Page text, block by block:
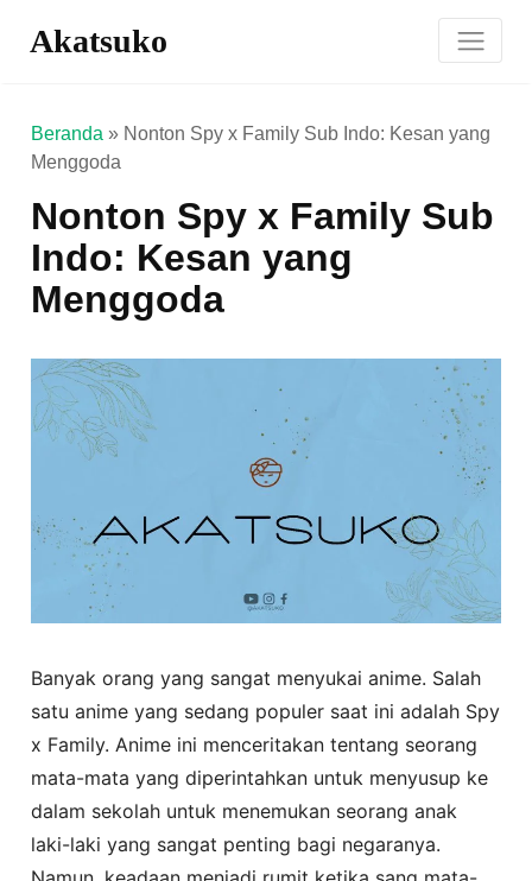
Akatsuko
Beranda » Nonton Spy x Family Sub Indo: Kesan yang
Menggoda
Nonton Spy x Family Sub
Indo: Kesan yang
Menggoda
Banyak orang yang sangat menyukai anime. Salah
satu anime yang sedang populer saat ini adalah Spy
x Family. Anime ini menceritakan tentang seorang
mata-mata yang diperintahkan untuk menyusup ke
dalam sekolah untuk menemukan seorang anak
laki-laki yang sangat penting bagi negaranya.